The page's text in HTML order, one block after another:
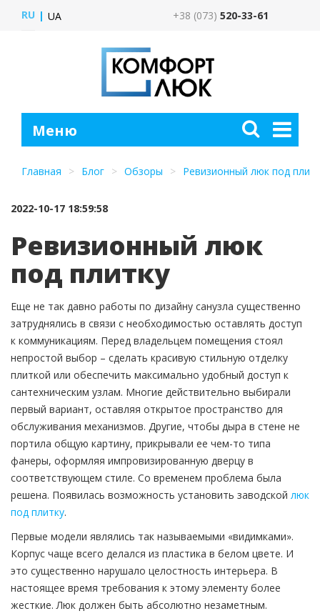
RU UA +38 (073) 520-33-61
Главная Блог Обзоры Ревизионный люк под
2022-10-17 18:59:58
Ревизионный люк
под плитку
Еще не так давно работы по дизайну санузла существенно
затруднялись в связи с необходимостью оставлять доступ
к коммуникациям. Перед владельцем помещения стоял
непростой выбор – сделать красивую стильную отделку
плиткой или обеспечить максимально удобный доступ к
сантехническим узлам. Многие действительно выбирали
первый вариант, оставляя открытое пространство для
обслуживания механизмов. Другие, чтобы дыра в стене не
портила общую картину, прикрывали ее чем-то типа
фанеры, оформляя импровизированную дверцу в
соответствующем стиле. Со временем проблема была
решена. Появилась возможность установить заводской люк
под плитку.
Первые модели являлись так называемыми «видимками».
Корпус чаще всего делался из пластика в белом цвете. И
это существенно нарушало целостность интерьера. В
настоящее время требования к этому элементу более
жесткие. Люк должен быть абсолютно незаметным.